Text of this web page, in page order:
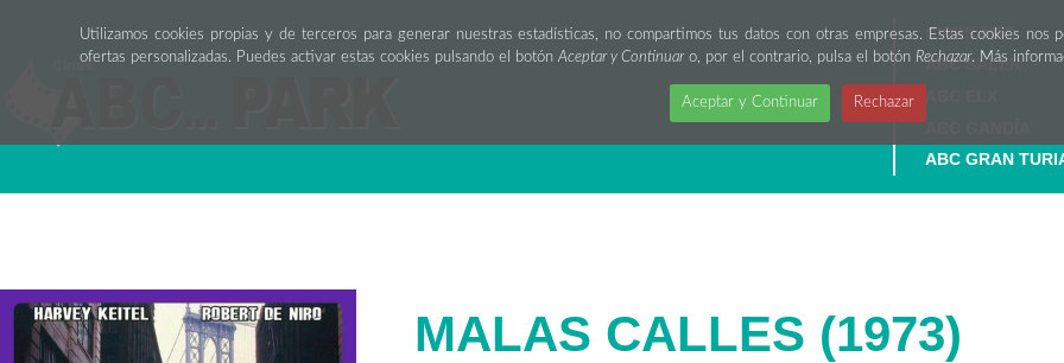
Utilizamos cookies propias y de terceros para generar nuestras estadísticas, no compartimos tus datos con otras empresas. Estas cookies
ofertas personalizadas. Puedes activar estas cookies pulsando el botónAceptar y Continuaro, por el contrario, pulsa el botón Rechazar. Más
Aceptar y Continuar Rechazar
CINES ABC
ABC SALER
ABC GANDÍA
ABC GRAN
MALAS CALLES (1973)